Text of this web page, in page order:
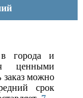
города и
ценными
заказ можно
срок